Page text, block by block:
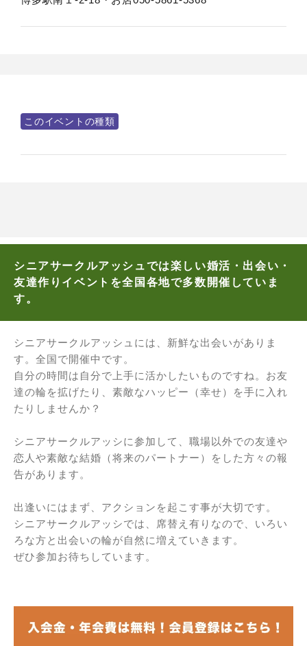
このイベントの種類
シニアサークルアッシュでは楽しい婚活・出会い・
友達作りイベントを全国各地で多数開催していま
す。
シニアサークルアッシュには、新鮮な出会いがありま
す。全国で開催中です。
自分の時間は自分で上手に活かしたいものですね。お友
達の輪を拡げたり、素敵なハッピー（幸せ）を手に入れ
たりしませんか？
シニアサークルアッシに参加して、職場以外での友達や
恋人や素敵な結婚（将来のパートナー）をした方々の報
告があります。
出逢いにはまず、アクションを起こす事が大切です。
シニアサークルアッシでは、席替え有りなので、いろい
ろな方と出会いの輪が自然に増えていきます。
ぜひ参加お待ちしています。